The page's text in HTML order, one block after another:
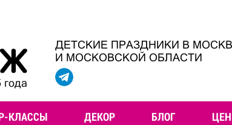
ДЕТСКИЕ ПРАЗДНИКИ В
И МОСКОВСКОЙ ОБЛАСТИ
КЛАССЫ ДЕКОР БЛОГ